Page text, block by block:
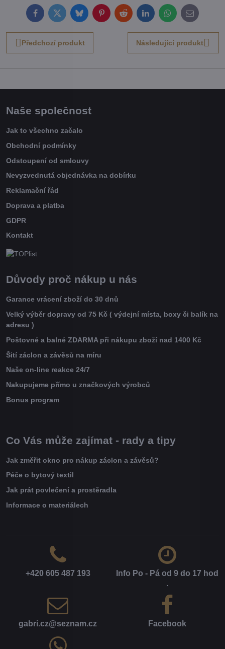
FacebookTwitterBlueskyPinterestRedditLinkedInWhatsApp
E-
mail
Předchozí produkt Následující produkt
Naše společnost
Jak to všechno začalo
Obchodní podmínky
Odstoupení od smlouvy
Nevyzvednutá objednávka na dobírku
Reklamační řád
Doprava a platba
GDPR
Kontakt
Důvody proč nákup u nás
Garance vrácení zboží do 30 dnů
Velký výběr dopravy od 75 Kč ( výdejní místa, boxy či balík na
adresu )
Poštovné a balné ZDARMA při nákupu zboží nad 1400 Kč
Šití záclon a závěsů na míru
Naše on-line reakce 24/7
Nakupujeme přímo u značkových výrobců
Bonus program
Co Vás může zajímat - rady a tipy
Jak změřit okno pro nákup záclon a závěsů?
Péče o bytový textil
Jak prát povlečení a prostěradla
Informace o materiálech
+420 605 487 193
Info Po - Pá od 9 do 17 hod​
.
gabri​.cz​@seznam​.cz Facebook